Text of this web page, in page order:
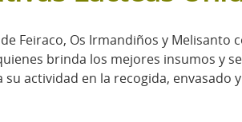
Feiraco, Os Irmandiños y Melisanto
brinda los mejores insumos y
actividad en la recogida,